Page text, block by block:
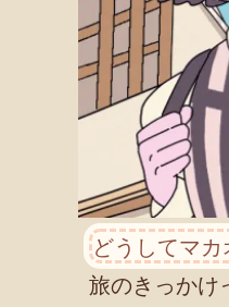
どうしてマカ
旅のきっかけ